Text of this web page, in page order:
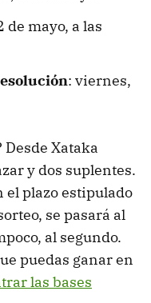
de mayo, a las
: viernes,
Desde Xataka
y dos suplentes.
el plazo estipulado
se pasará al
al segundo.
puedas ganar en
las bases